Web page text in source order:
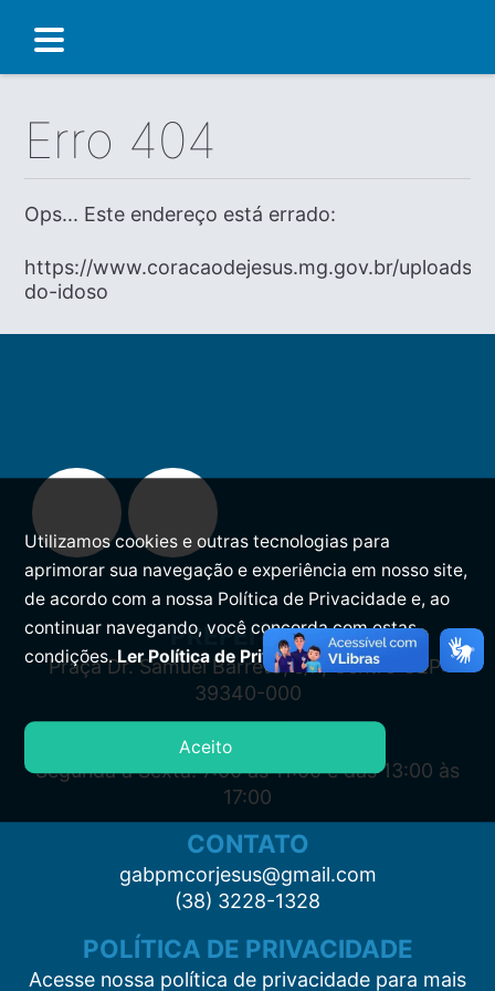
Erro 404
Ops... Este endereço está errado:
https://www.coracaodejesus.mg.gov.br/uploads/
do-idoso
PREFEITURA
Praça Dr. Samuel Barreto, s/n, Centro CEP:
39340-000
ATENDIMENTO
Segunda à Sexta: 7:00 às 11:00 e das 13:00 às
17:00
CONTATO
gabpmcorjesus@gmail.com
(38) 3228-1328
POLÍTICA DE PRIVACIDADE
Acesse nossa política de privacidade para mais
Utilizamos cookies e outras tecnologias para
aprimorar sua navegação e experiência em nosso site,
de acordo com a nossa Política de Privacidade e, ao
continuar navegando, você concorda com estas
condições.Ler Política de Privacidade.
Aceito